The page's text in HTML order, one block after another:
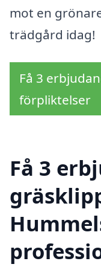
mot en
trädgård idag!
Få 3
förpliktelser
Få 3